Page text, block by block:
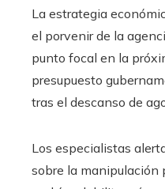
La estrategia
el porvenir de la
punto focal en la
presupuesto
tras el descanso de
Los especialistas
sobre la manipulación